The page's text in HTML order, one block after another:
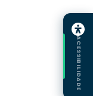
ACESSIBILIDADE